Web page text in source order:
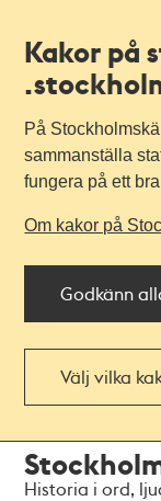
Kakor på
På
sammanställa
fungera på ett
Om kakor på
Godkänn
Välj vilka
navigationen
huvudinnehållet
Historia i ord,